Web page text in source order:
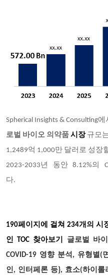
Spherical Insights & Consulting
로벌 바이오 의약품 시장 규모
1,2489억 1,000만 달러로 성장
2023-2033년 동안 8.12%의
다.
190페이지에 걸쳐 234개의 시
인 TOC 찾아보기 글로벌 바
COVID-19 영향 분석, 유형별(
인, 인터페론 등}, 효소(하이